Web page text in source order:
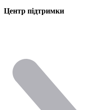
Центр підтримки